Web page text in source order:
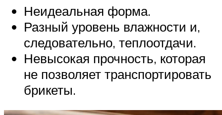
Неидеальная форма.
Разный уровень влажности и,
следовательно, теплоотдачи.
Невысокая прочность, которая
не позволяет транспортировать
брикеты.